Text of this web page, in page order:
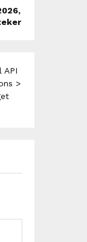
API
>